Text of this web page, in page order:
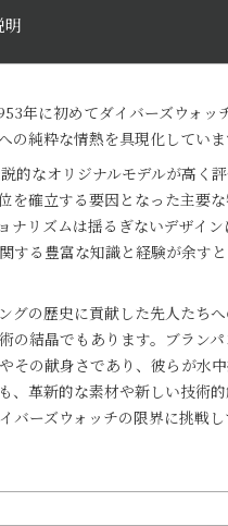
明
年に初めてダイバーズウォッ
純粋な情熱を具現化していま
的なオリジナルモデルが高く
を確立する要因となった主要
ナリズムは揺るぎないデザイン
する豊富な知識と経験が余す
グの歴史に貢献した先人たち
の結晶でもあります。ブランパ
その献身さであり、彼らが水
、革新的な素材や新しい技術
バーズウォッチの限界に挑戦し